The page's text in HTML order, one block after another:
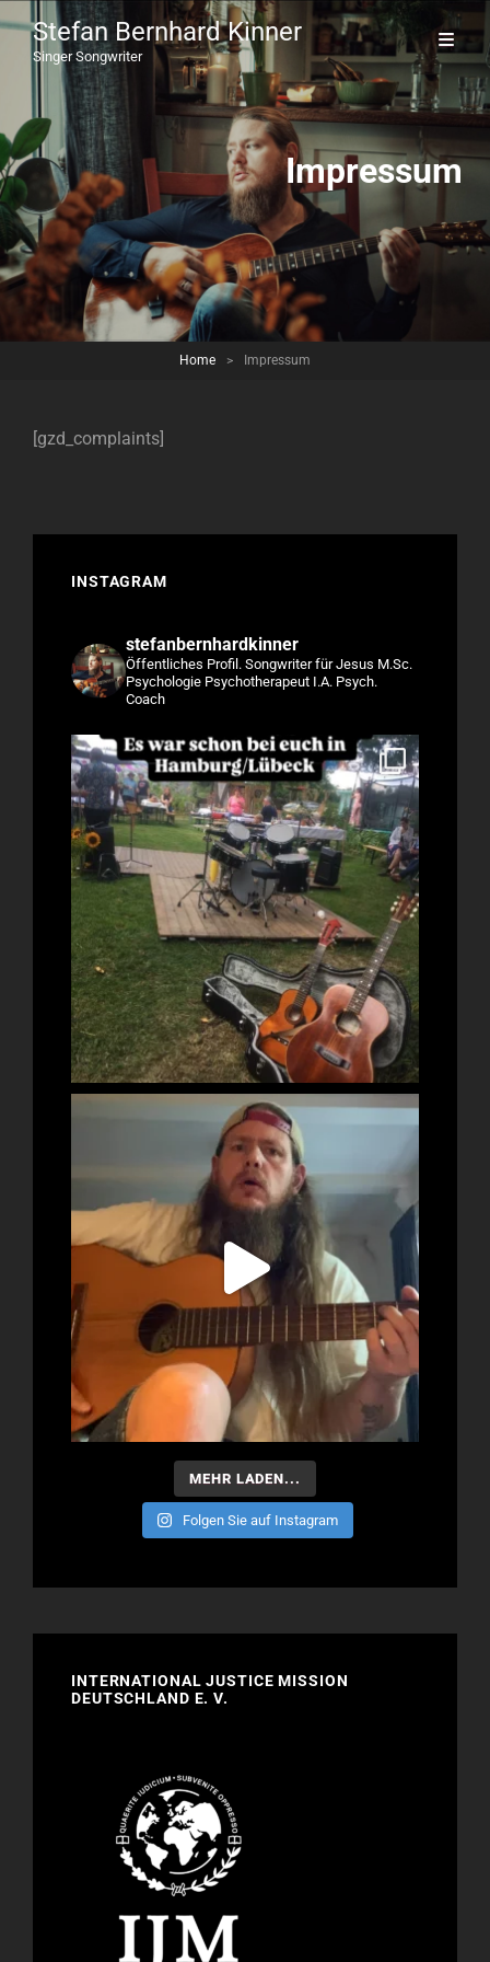
Stefan Bernhard Kinner
Singer Songwriter
Impressum
Home > Impressum
[gzd_complaints]
INSTAGRAM
stefanbernhardkinner
Öffentliches Profil. Songwriter für Jesus M.Sc.
Psychologie Psychotherapeut I.A. Psych.
Coach
MEHR LADEN...
Folgen Sie auf Instagram
INTERNATIONAL JUSTICE MISSION
DEUTSCHLAND E. V.